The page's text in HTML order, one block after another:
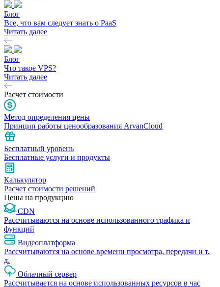
Блог
Все, что вам следует знать о PaaS
Читать далее
Блог
Что такое VPS?
Читать далее
Расчет стоимости
Метод определения цены
Принцип работы ценообразования ArvanCloud
Бесплатный уровень
Бесплатные услуги и продукты
Калькулятор
Расчет стоимости решений
Цены на продукцию
CDN
Рассчитываются на основе использованного трафика и
функций
Видеоплатформа
Рассчитываются на основе времени просмотра, передачи и т.
д.
Облачный сервер
Рассчитывается на основе использованных ресурсов в час